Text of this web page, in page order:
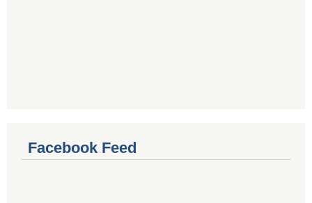
Facebook Feed